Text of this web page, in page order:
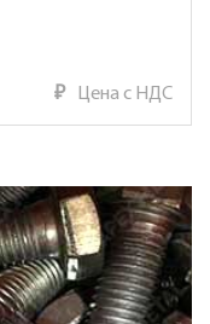
₽ Цена с НДС